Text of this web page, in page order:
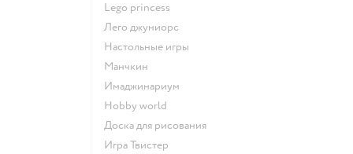
Lego princess
Лего джуниорс
Настольные игры
Манчкин
Имаджинариум
Hobby world
Доска для рисования
Игра Твистер